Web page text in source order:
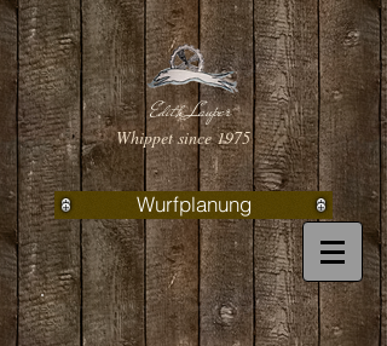
Edith Lauper
Whippet since 1975
Wurfplanung